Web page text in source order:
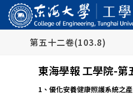
第五十二卷(103.8)
東海學報 工學院-
1、優化安養健康照護系統之